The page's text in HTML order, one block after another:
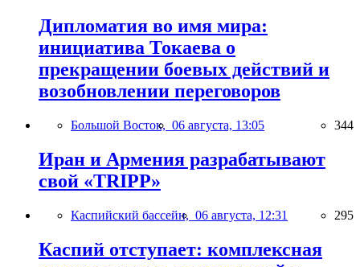
Дипломатия во имя мира:
инициатива Токаева о
прекращении боевых действий и
возобновлении переговоров
Большой Восток, 06 августа, 13:05 344
Иран и Армения разрабатывают
свой «TRIPP»
Каспийский бассейн, 06 августа, 12:31 295
Каспий отступает: комплексная